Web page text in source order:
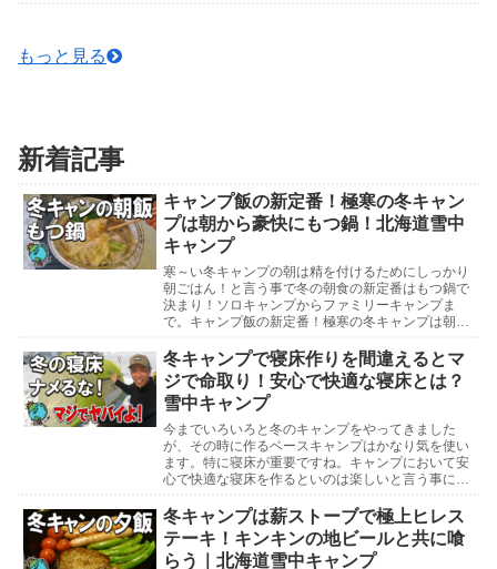
もっと見る
新着記事
キャンプ飯の新定番！極寒の冬キャン
プは朝から豪快にもつ鍋！北海道雪中
キャンプ
寒～い冬キャンプの朝は精を付けるためにしっかり
朝ごはん！と言う事で冬の朝食の新定番はもつ鍋で
決まり！ソロキャンプからファミリーキャンプま
で。キャンプ飯の新定番！極寒の冬キャンプは朝か
ャンプ参考動...
冬キャンプで寝床作りを間違えるとマ
ジで命取り！安心で快適な寝床とは？
雪中キャンプ
今までいろいろと冬のキャンプをやってきました
が、その時に作るベースキャンプはかなり気を使い
ます。特に寝床が重要ですね。キャンプにおいて安
心で快適な寝床を作るといのは楽しいと言う事にも
かかわるよう...
冬キャンプは薪ストーブで極上ヒレス
テーキ！キンキンの地ビールと共に喰
らう｜北海道雪中キャンプ